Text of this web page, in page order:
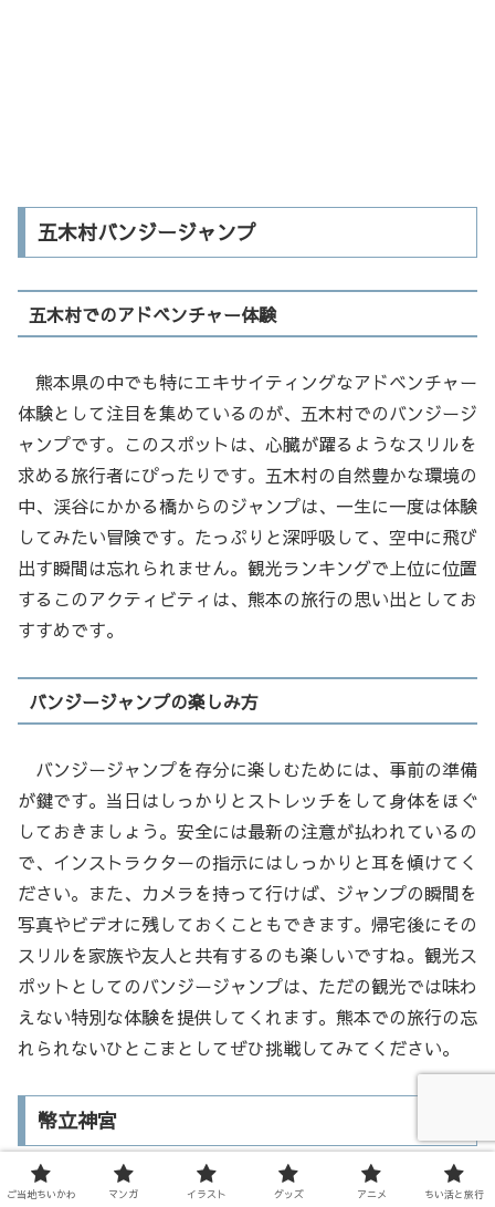
五木村バンジージャンプ
五木村でのアドベンチャー体験
熊本県の中でも特にエキサイティングなアドベンチャー
体験として注目を集めているのが、五木村でのバンジージ
ャンプです。このスポットは、心臓が躍るようなスリルを
求める旅行者にぴったりです。五木村の自然豊かな環境の
中、渓谷にかかる橋からのジャンプは、一生に一度は体験
してみたい冒険です。たっぷりと深呼吸して、空中に飛び
出す瞬間は忘れられません。観光ランキングで上位に位置
するこのアクティビティは、熊本の旅行の思い出としてお
すすめです。
バンジージャンプの楽しみ方
バンジージャンプを存分に楽しむためには、事前の準備
が鍵です。当日はしっかりとストレッチをして身体をほぐ
しておきましょう。安全には最新の注意が払われているの
で、インストラクターの指示にはしっかりと耳を傾けてく
ださい。また、カメラを持って行けば、ジャンプの瞬間を
写真やビデオに残しておくこともできます。帰宅後にその
スリルを家族や友人と共有するのも楽しいですね。観光ス
ポットとしてのバンジージャンプは、ただの観光では味わ
えない特別な体験を提供してくれます。熊本での旅行の忘
れられないひとこまとしてぜひ挑戦してみてください。
幣立神宮
幣立神宮の歴史と伝説
ご当地ちいかわ マンガ イラスト グッズ アニメ ちい活と旅行